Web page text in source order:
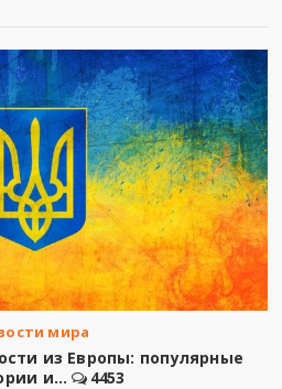
мира
из Европы: популярные
и...
4453